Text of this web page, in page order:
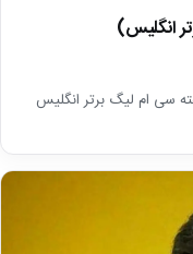
سی ام لیگ برتر انگلیس